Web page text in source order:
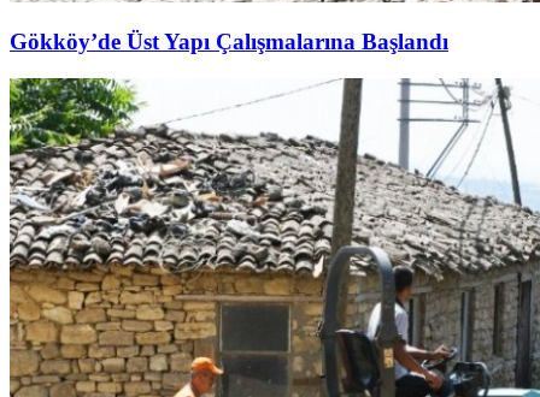
Gökköy’de Üst Yapı Çalışmalarına Başlandı